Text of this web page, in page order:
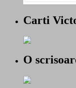
Carti
O